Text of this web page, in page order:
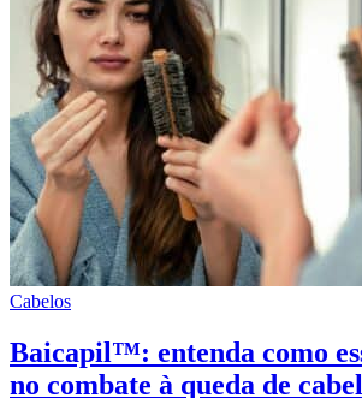
Cabelos
Baicapil™: entenda como
no combate à queda de